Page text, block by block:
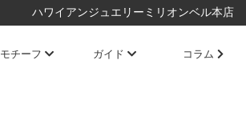
ハワイアンジュエリーミリオンベル本店
モチーフ ガイド コラム